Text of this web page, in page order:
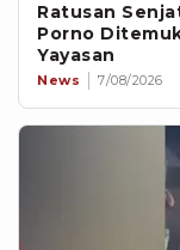
Ratusan
Porno
Yayasan
News 7/08/2026